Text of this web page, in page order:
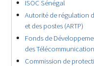
ISOC Sénégal
Autorité de régulation
et des postes (ARTP)
Fonds de
des
Commission de